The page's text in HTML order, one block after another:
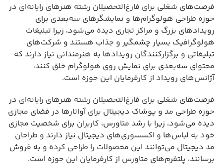
فرصت‌های شغلی برای فارغ‌التحصیلان رشته هنرهای رایانه‌ای در
حوزه طراحی هولوگرام‌ها و نمایشگرهای سه‌بعدی برای
رویدادهای بزرگ و مراکز تجاری دیده می‌شود، زیرا تبلیغات
هولوگرافیک بسیار چشمگیر و جذاب هستند و شرکت‌های
تبلیغاتی و برگزارکنندگان رویدادها به هنرمندانی نیاز دارند که
محتوای سه‌بعدی برای نمایش روی هولوگرام خلق کنند،
آژانس‌های رویداد از کارفرمایان این حوزه است.
فرصت‌های شغلی برای فارغ‌التحصیلان رشته هنرهای رایانه‌ای در
حوزه طراحی مد و پوشاک دیجیتال برای آواتارها در فضای مجازی
دیده می‌شود، زیرا با رشد متاورس، کاربران برای شخصیت مجازی
خود به لباس‌ها و اکسسوری‌های دیجیتال نیاز دارند و طراحان
مد دیجیتال می‌توانند این محصولات را طراحی کرده و به فروش
برسانند، پلتفرم‌های متاورس از کارفرمایان این حوزه است.